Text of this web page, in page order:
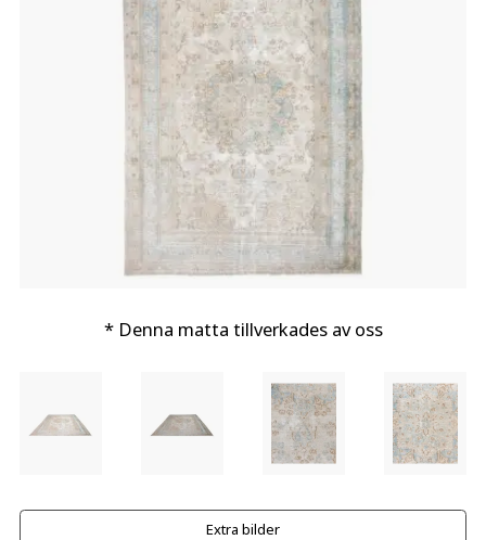
* Denna matta tillverkades av oss
Extra bilder